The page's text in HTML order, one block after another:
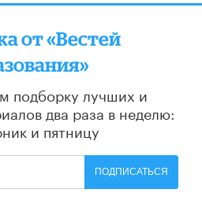
от «Вестей
подборку лучших и
два раза в неделю:
и пятницу
ПОДПИСАТЬСЯ